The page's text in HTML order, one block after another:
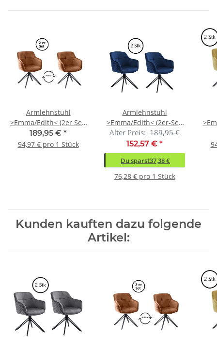
Armlehnstuhl
>Emma/Edith< (2er Set)
in rost, Samtbezug -
59x82x62cm (BxHxT)
189,95 € *
94,97 € pro 1 Stück
Armlehnstuhl
>Emma/Edith< (2er-Set)
in blau - 59x82x62
(BxHxT)
Alter Preis: 189,95 €
152,57 € *
Du sparst37,38 €
76,28 € pro 1 Stück
Kunden kauften dazu folgende
Artikel: